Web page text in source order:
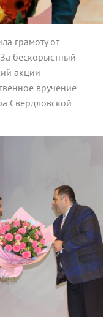
грамоту от
бескорыстный
акции
вручение
Свердловской